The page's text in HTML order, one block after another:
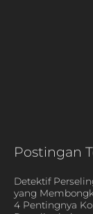
Postingan
Detektif
yang
4 Pentingnya